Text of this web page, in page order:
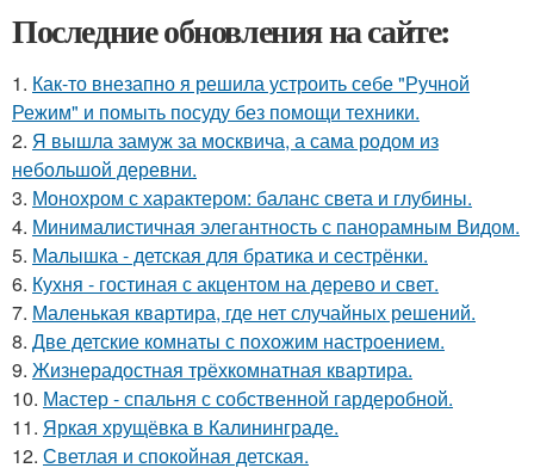
Последние обновления на сайте:
1. Как-то внезапно я решила устроить себе "Ручной
Режим" и помыть посуду без помощи техники.
2. Я вышла замуж за москвича, а сама родом из
небольшой деревни.
3. Монохром с характером: баланс света и глубины.
4. Минималистичная элегантность с панорамным Видом.
5. Малышка - детская для братика и сестрёнки.
6. Кухня - гостиная с акцентом на дерево и свет.
7. Маленькая квартира, где нет случайных решений.
8. Две детские комнаты с похожим настроением.
9. Жизнерадостная трёхкомнатная квартира.
10. Мастер - спальня с собственной гардеробной.
11. Яркая хрущёвка в Калининграде.
12. Светлая и спокойная детская.